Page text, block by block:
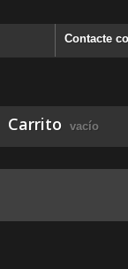
Contacte
Carrito vacío